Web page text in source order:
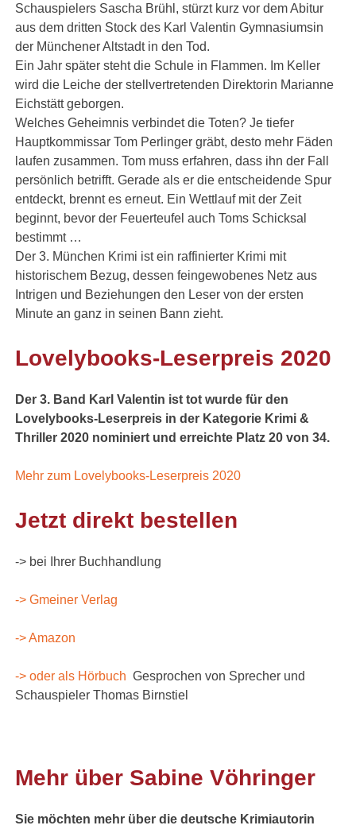
Schauspielers Sascha Brühl, stürzt kurz vor dem Abitur
aus dem dritten Stock des Karl Valentin Gymnasiumsin
der Münchener Altstadt in den Tod.
Ein Jahr später steht die Schule in Flammen. Im Keller
wird die Leiche der stellvertretenden Direktorin Marianne
Eichstätt geborgen.
Welches Geheimnis verbindet die Toten? Je tiefer
Hauptkommissar Tom Perlinger gräbt, desto mehr Fäden
laufen zusammen. Tom muss erfahren, dass ihn der Fall
persönlich betrifft. Gerade als er die entscheidende Spur
entdeckt, brennt es erneut. Ein Wettlauf mit der Zeit
beginnt, bevor der Feuerteufel auch Toms Schicksal
bestimmt …
Der 3. München Krimi ist ein raffinierter Krimi mit
historischem Bezug, dessen feingewobenes Netz aus
Intrigen und Beziehungen den Leser von der ersten
Minute an ganz in seinen Bann zieht.
Lovelybooks-Leserpreis 2020
Der 3. Band Karl Valentin ist tot wurde für den
Lovelybooks-Leserpreis in der Kategorie Krimi &
Thriller 2020 nominiert und erreichte Platz 20 von 34.
Mehr zum Lovelybooks-Leserpreis 2020
Jetzt direkt bestellen
-> bei Ihrer Buchhandlung
-> Gmeiner Verlag
-> Amazon
-> oder als Hörbuch Gesprochen von Sprecher und
Schauspieler Thomas Birnstiel
Mehr über Sabine Vöhringer
Sie möchten mehr über die deutsche Krimiautorin